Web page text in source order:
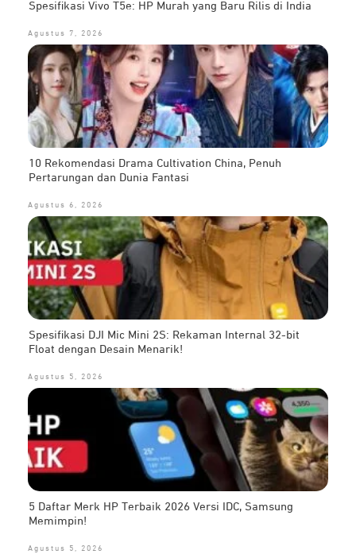
Spesifikasi Vivo T5e: HP Murah yang Baru Rilis di India
Agustus 7, 2026
10 Rekomendasi Drama Cultivation China, Penuh
Pertarungan dan Dunia Fantasi
Agustus 6, 2026
Spesifikasi DJI Mic Mini 2S: Rekaman Internal 32-bit
Float dengan Desain Menarik!
Agustus 5, 2026
5 Daftar Merk HP Terbaik 2026 Versi IDC, Samsung
Memimpin!
Agustus 5, 2026